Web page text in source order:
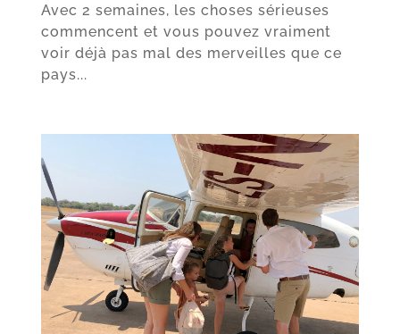
Avec 2 semaines, les choses sérieuses
commencent et vous pouvez vraiment
voir déjà pas mal des merveilles que ce
pays...